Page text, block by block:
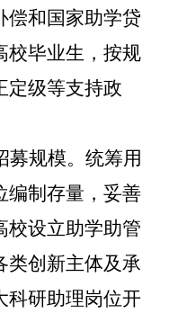
偿和国家助学贷
毕业生， 按规
定级等支持政
规模。 统筹用
编制存量，妥善
校设立助学助管
类创新主体及承
科研助理岗位开